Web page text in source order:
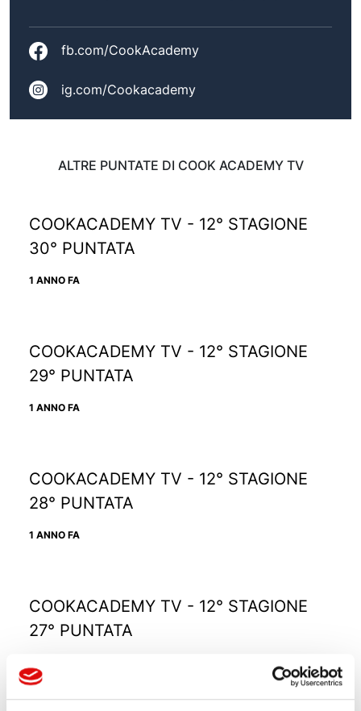
fb.com/CookAcademy
ig.com/Cookacademy
ALTRE PUNTATE DI COOK ACADEMY TV
COOKACADEMY TV - 12° STAGIONE
30° PUNTATA
1 ANNO FA
COOKACADEMY TV - 12° STAGIONE
29° PUNTATA
1 ANNO FA
COOKACADEMY TV - 12° STAGIONE
28° PUNTATA
1 ANNO FA
COOKACADEMY TV - 12° STAGIONE
27° PUNTATA